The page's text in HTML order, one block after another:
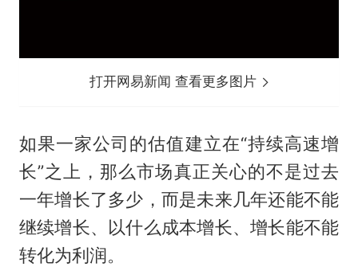
打开网易新闻 查看更多图片
如果一家公司的估值建立在“持续高速增
长”之上，那么市场真正关心的不是过去
一年增长了多少，而是未来几年还能不能
继续增长、以什么成本增长、增长能不能
转化为利润。